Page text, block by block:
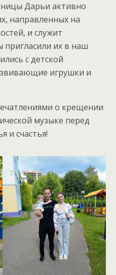
Дарьи активно
направленных на
и служит
их в наш
с детской
игрушки и
о крещении
музыке перед
и счастья!